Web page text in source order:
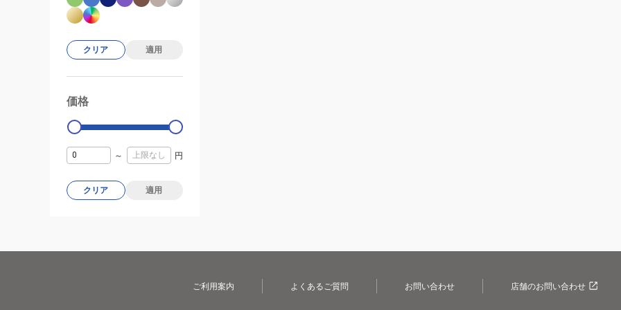
クリア 適用
価格
0
～ 円
クリア 適用
ご利用案内 よくあるご質問 お問い合わせ 店舗のお問い合わせ